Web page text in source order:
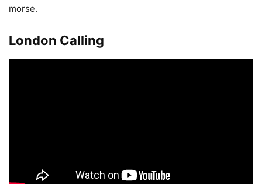
morse.
London Calling